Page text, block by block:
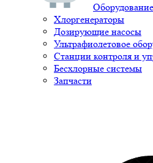
Хлоргенераторы
Дозирующие насосы
Ультрафиолетовое
Станции контроля и
Бесхлорные системы
Запчасти